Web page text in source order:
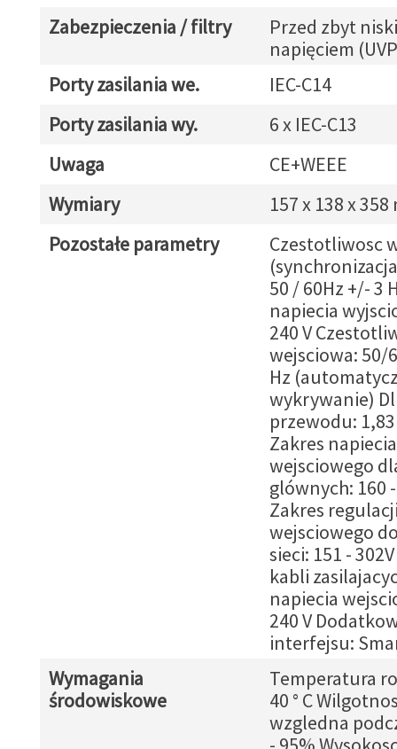
Zabezpieczenia / filtry
Przed zbyt
napięciem
Porty zasilania we.
IEC-C14
Porty zasilania wy.
6 x IEC-C13
Uwaga
CE+WEEE
Wymiary
157 x 138 x 358
Pozostałe parametry
Czestotliwosc
50 / 60Hz +/- 3
napiecia
240 V
wejsciowa: 50/
Hz
wykrywanie)
przewodu:
Zakres napiecia
wejsciowego
glównych: 160
Zakres
wejsciowego
sieci: 151 -
kabli
napiecia
240 V
interfejsu:
Wymagania
środowiskowe
Temperatura
40 ° C
wzgledna